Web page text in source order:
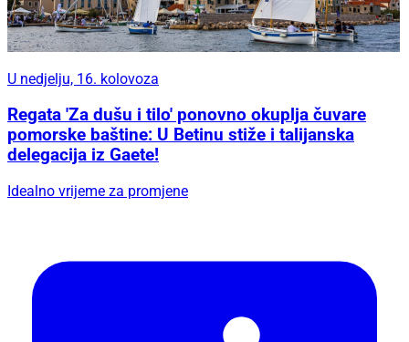
U nedjelju, 16. kolovoza
Regata 'Za dušu i tilo' ponovno okuplja čuvare
pomorske baštine: U Betinu stiže i talijanska
delegacija iz Gaete!
Idealno vrijeme za promjene